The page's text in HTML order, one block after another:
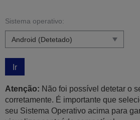
Sistema operativo:
Ir
Atenção: Não foi possível detetar o
corretamente. É importante que
seu Sistema Operativo acima para